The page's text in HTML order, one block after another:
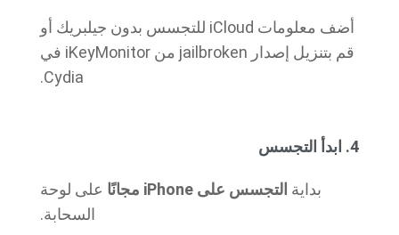
أضف معلومات iCloud للتجسس بدون جيلبريك أو
قم بتنزيل إصدار jailbroken من iKeyMonitor في
Cydia.
4. ابدأ التجسس
بداية التجسس على iPhone مجانًا
على لوحة
السحابة.